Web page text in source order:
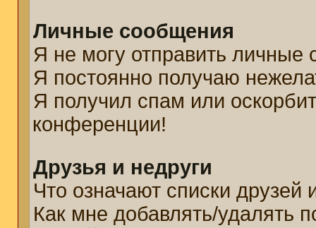
Личные сообщения
Я не могу отправить личные
Я постоянно получаю
Я получил спам или
конференции!
Друзья и недруги
Что означают списки друзей
Как мне добавлять/удалять